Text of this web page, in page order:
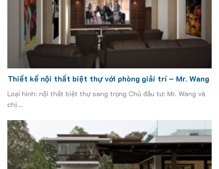
Thiết kế nội thất biệt thự với phòng giải trí – Mr. Wang
Loại hình: nội thất biệt thự sang trọng Chủ đầu tư: Mr. Wang và
chị...